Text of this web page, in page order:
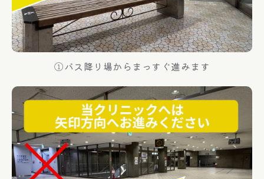
①バス降り場からまっすぐ進みます